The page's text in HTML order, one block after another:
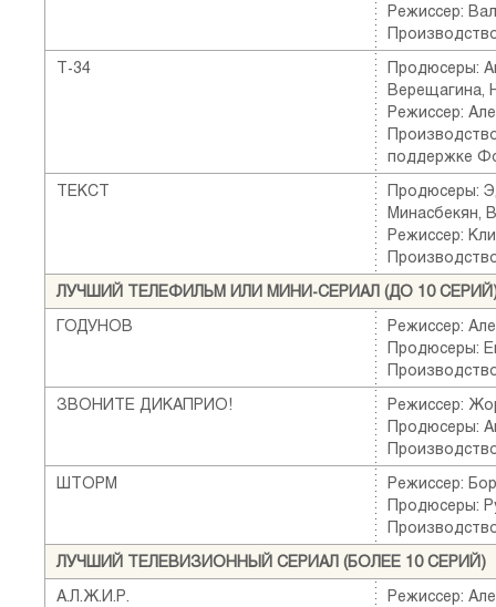
Режиссер:
Т-34
Продюсеры:
Верещагина,
Режиссер:
поддержке
ТЕКСТ
Продюсеры:
Минасбекян,
Режиссер:
ЛУЧШИЙ ТЕЛЕФИЛЬМ ИЛИ МИНИ-СЕРИАЛ (ДО 10
ГОДУНОВ
Режиссер:
Продюсеры:
ЗВОНИТЕ ДИКАПРИО!
Режиссер:
Продюсеры:
ШТОРМ
Режиссер:
Продюсеры:
ЛУЧШИЙ ТЕЛЕВИЗИОННЫЙ СЕРИАЛ (БОЛЕЕ 10 СЕРИЙ)
А.Л.Ж.И.Р.
Режиссер: